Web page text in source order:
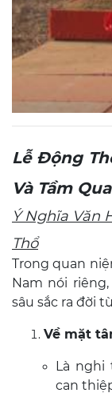
Lễ Động
Và Tầm
Ý Nghĩa Văn
Thổ
Trong quan
Nam nói
sâu sắc ra đời
Về mặt
Là nghi
can